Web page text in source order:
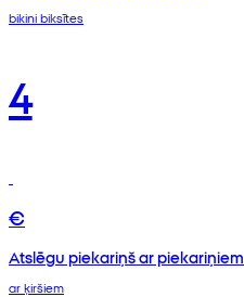
bikini biksītes
4
€
Atslēgu piekariņš ar piekariņiem
ar ķiršiem